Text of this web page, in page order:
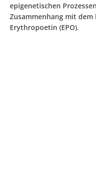
epigenetischen
Zusammenhang mit
Erythropoetin (EPO).